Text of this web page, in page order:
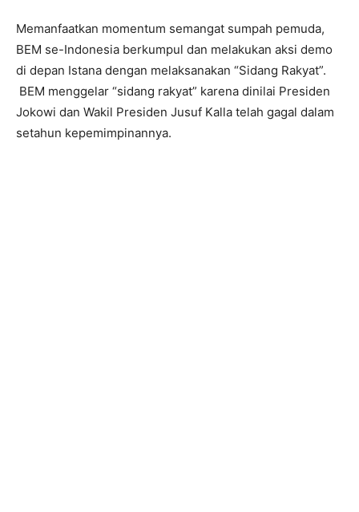
Memanfaatkan momentum semangat sumpah pemuda,
BEM se-Indonesia berkumpul dan melakukan aksi demo
di depan Istana dengan melaksanakan “Sidang Rakyat”.
BEM menggelar “sidang rakyat” karena dinilai Presiden
Jokowi dan Wakil Presiden Jusuf Kalla telah gagal dalam
setahun kepemimpinannya.